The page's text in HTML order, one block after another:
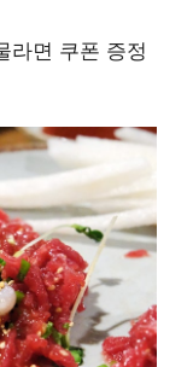
라면 쿠폰 증정